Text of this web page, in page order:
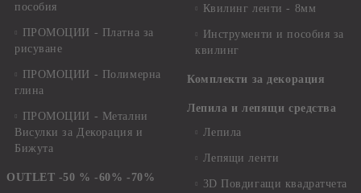
пособия
ПРОМОЦИИ - Платна за
рисуване
ПРОМОЦИИ - Полимерна
глина
ПРОМОЦИИ - Метални
Висулки за Декорация и
Бижута
OUTLET -50 % -60% -70%
Квилинг ленти - 8мм
Инструменти и пособия за
квилинг
Комплекти за декорация
Лепила и лепящи средства
Лепила
Лепящи ленти
3D Повдигащи квадратчета